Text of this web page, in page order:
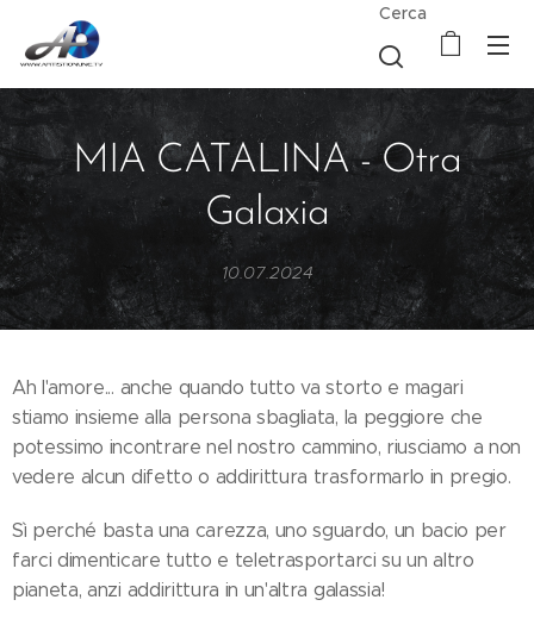
Cerca
MIA CATALINA - Otra
Galaxia
10.07.2024
Ah l'amore... anche quando tutto va storto e magari
stiamo insieme alla persona sbagliata, la peggiore che
potessimo incontrare nel nostro cammino, riusciamo a non
vedere alcun difetto o addirittura trasformarlo in pregio.
Sì perché basta una carezza, uno sguardo, un bacio per
farci dimenticare tutto e teletrasportarci su un altro
pianeta, anzi addirittura in un'altra galassia!